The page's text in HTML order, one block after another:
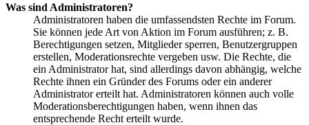
Was sind Administratoren?
Administratoren haben die umfassendsten Rechte im Forum.
Sie können jede Art von Aktion im Forum ausführen; z. B.
Berechtigungen setzen, Mitglieder sperren, Benutzergruppen
erstellen, Moderationsrechte vergeben usw. Die Rechte, die
ein Administrator hat, sind allerdings davon abhängig, welche
Rechte ihnen ein Gründer des Forums oder ein anderer
Administrator erteilt hat. Administratoren können auch volle
Moderationsberechtigungen haben, wenn ihnen das
entsprechende Recht erteilt wurde.